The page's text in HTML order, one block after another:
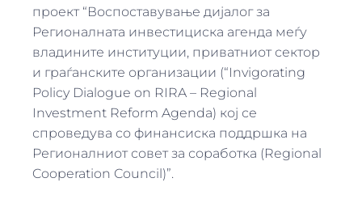
проект “Воспоставување дијалог за
Регионалната инвестициска агенда меѓу
владините институции, приватниот сектор
и граѓанските организации (“Invigorating
Policy Dialogue on RIRA – Regional
Investment Reform Agenda) кој се
спроведува со финансиска поддршка на
Регионалниот совет за соработка (Regional
Cooperation Council)”.